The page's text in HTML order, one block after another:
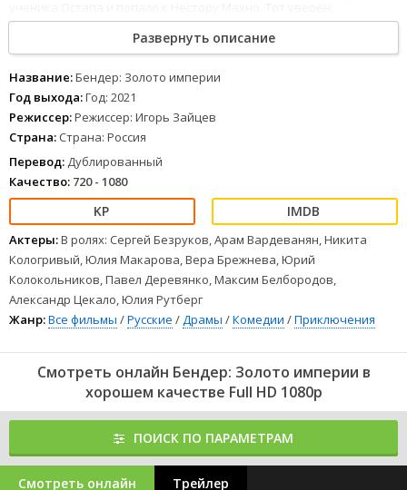
это далеко не единственная драгоценная реликвия, спрятанная
в окрестностях. Так красные, белые, бандиты и партизаны
ввязываются в гонку за мифическим золотом, и Ося вместе
с жуликом-наставником Ибрагимом должен превзойти себя,
чтобы не попасться и заполучить жезл. А заодно - вернуть
доверие прекраснейшей девушки, которая разочаровалась
в Осе и выходит замуж.
12 34 5 678
Развернуть описание
Название:Бендер: Золото империи
Год выхода:Год: 2021
Режиссер:Режиссер: Игорь Зайцев
Страна: Страна: Россия
Перевод: Дублированный
Качество: 720 - 1080
Актеры:В ролях: Сергей Безруков, Арам Вардеванян, Никита
Кологривый, Юлия Макарова, Вера Брежнева, Юрий
Колокольников, Павел Деревянко, Максим Белбородов,
Александр Цекало, Юлия Рутберг
Жанр:Все фильмы /Русские /Драмы /Комедии /Приключения
Смотреть онлайн Бендер: Золото империи в
хорошем качестве Full HD 1080p
ПОИСК ПО ПАРАМЕТРАМ
Смотреть онлайн Трейлер